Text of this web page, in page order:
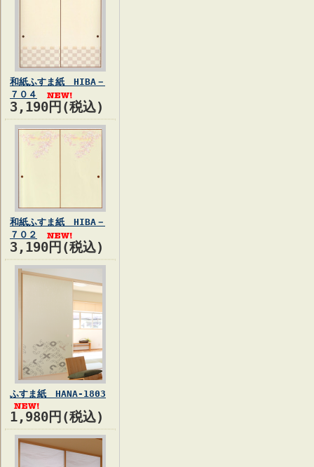
和紙ふすま紙 HIBA－
７０４
3,190円(税込)
和紙ふすま紙 HIBA－
７０２
3,190円(税込)
ふすま紙 HANA-1803
1,980円(税込)